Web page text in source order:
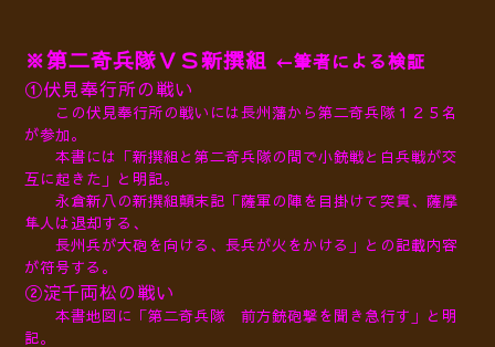
※第二奇兵隊ＶＳ新撰組 ←筆者による検証
①伏見奉行所の戦い
この伏見奉行所の戦いには長州藩から第二奇兵隊１２５名
が参加。
本書には「新撰組と第二奇兵隊の間で小銃戦と白兵戦が交
互に起きた」と明記。
永倉新八の新撰組顛末記「薩軍の陣を目掛けて突貫、薩摩
隼人は退却する、
長州兵が大砲を向ける、長兵が火をかける」との記載内容
が符号する。
②淀千両松の戦い
本書地図に「第二奇兵隊 前方銃砲撃を聞き急行す」と明
記。